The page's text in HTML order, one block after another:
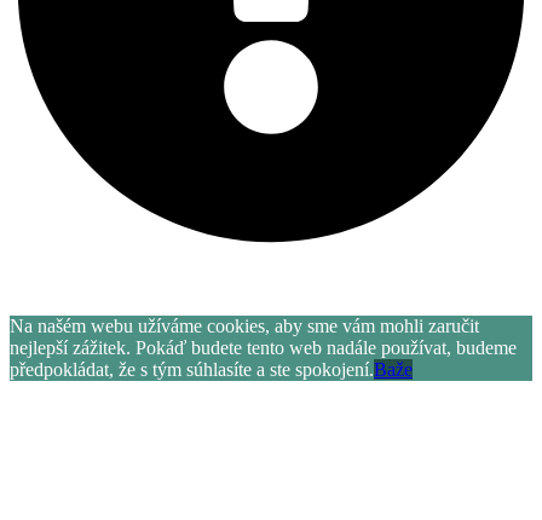
Na našém webu užíváme cookies, aby sme vám mohli zaručit
nejlepší zážitek. Pokáď budete tento web nadále používat, budeme
předpokládat, že s tým súhlasíte a ste spokojení.Baže